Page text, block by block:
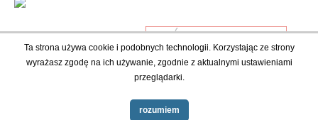
Ta strona używa cookie i podobnych technologii. Korzystając ze strony
wyrażasz zgodę na ich używanie, zgodnie z aktualnymi ustawieniami
przeglądarki.
rozumiem